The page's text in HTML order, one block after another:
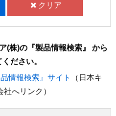
クリア
(株)の『製品情報検索』 から
ださい。
情報検索』サイト
（日本キ
へリンク）